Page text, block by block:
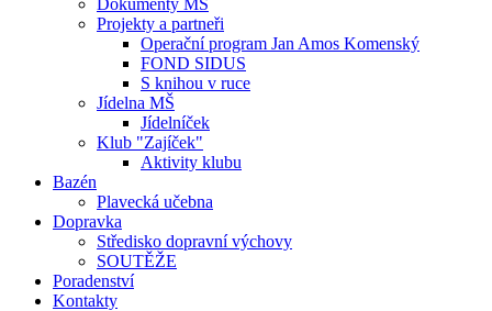
Dokumenty MŠ
Projekty a partneři
Operační program Jan Amos Komenský
FOND SIDUS
S knihou v ruce
Jídelna MŠ
Jídelníček
Klub "Zajíček"
Aktivity klubu
Bazén
Plavecká učebna
Dopravka
Středisko dopravní výchovy
SOUTĚŽE
Poradenství
Kontakty